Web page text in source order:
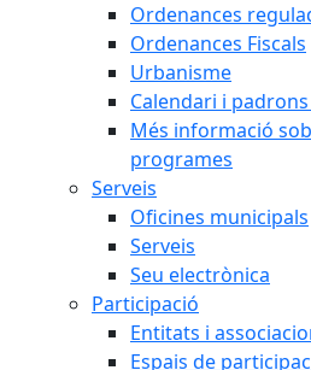
Ordenances
Ordenances Fiscals
Urbanisme
Calendari i
Més informació
programes
Serveis
Oficines municipals
Serveis
Seu electrònica
Participació
Entitats i
Espais de